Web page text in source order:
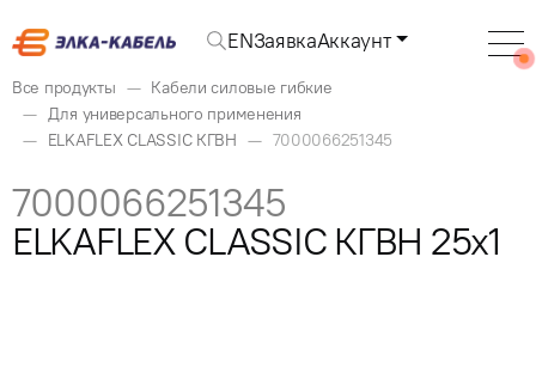
ENЗаявкаАккаунт
Все продукты
Кабели силовые гибкие
Для универсального применения
ELKAFLEX CLASSIC КГВН
7000066251345
7000066251345
ELKAFLEX CLASSIC КГВН 25x1